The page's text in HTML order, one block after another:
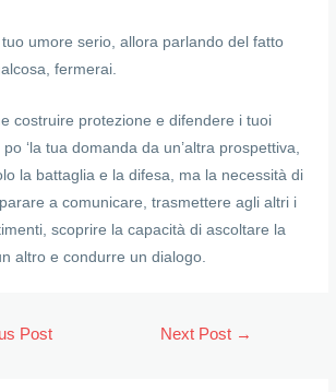
umore serio, allora parlando del fatto
fermerai.
costruire protezione e difendere i tuoi
‘la tua domanda da un’altra prospettiva,
la battaglia e la difesa, ma la necessità di
a comunicare, trasmettere agli altri i
scoprire la capacità di ascoltare la
altro e condurre un dialogo.
Post Next Post →